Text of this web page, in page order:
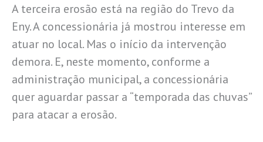
A terceira erosão está na região do Trevo da
Eny. A concessionária já mostrou interesse em
atuar no local. Mas o início da intervenção
demora. E, neste momento, conforme a
administração municipal, a concessionária
quer aguardar passar a “temporada das chuvas”
para atacar a erosão.